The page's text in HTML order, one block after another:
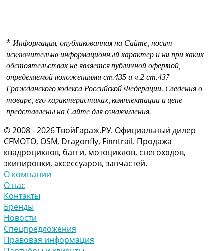
* Информация, опубликованная на Сайте, носит
исключительно информационный характер и ни при каких
обстоятельствах не является публичной офертой,
определяемой положениями ст.435 и ч.2 ст.437
Гражданского кодекса Российской Федерации. Сведения о
товаре, его характеристиках, комплектации и цене
представлены на Сайте для ознакомления.
© 2008 - 2026 ТвойГараж.РУ. Официальный дилер
CFMOTO, OSM, Dragonfly, Finntrail. Продажа
квадроциклов, багги, мотоциклов, снегоходов,
экипировки, аксессуаров, запчастей.
О компании
О нас
Контакты
Бренды
Новости
Спецпредложения
Правовая информация